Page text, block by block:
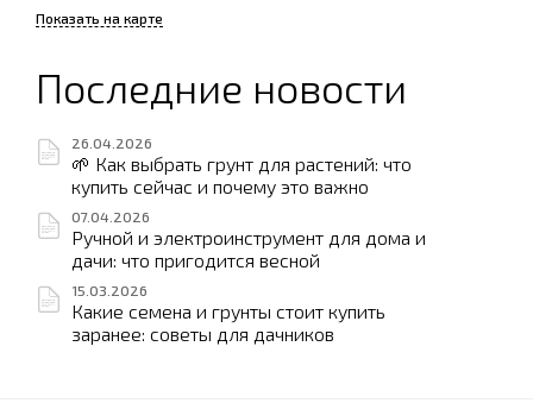
Показать на карте
Последние новости
26.04.2026
🌱 Как выбрать грунт для растений: что
купить сейчас и почему это важно
07.04.2026
Ручной и электроинструмент для дома и
дачи: что пригодится весной
15.03.2026
Какие семена и грунты стоит купить
заранее: советы для дачников